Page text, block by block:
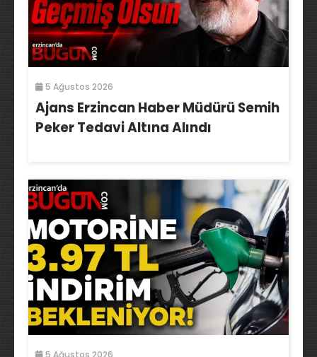
5 Ağustos 2026
Ajans Erzincan Haber Müdürü Semih
Peker Tedavi Altına Alındı
5 Ağustos 2026